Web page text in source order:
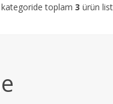
toplam 3 ürün